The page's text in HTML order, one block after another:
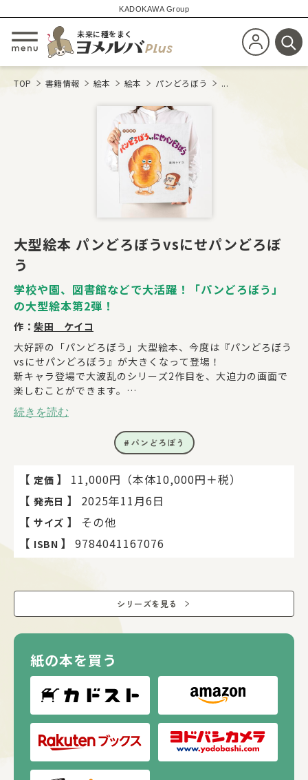
KADOKAWA Group
メニューを開閉する
未来に種をまく
新規会員登
検
TOP 書籍情報 絵本 絵本 パンどろぼう ...
大型絵本 パンどろぼうvsにせパンどろぼ
う
学校や園、図書館などで大活躍！「パンどろぼう」
の大型絵本第2弾！
作： 柴田 ケイコ
大好評の「パンどろぼう」大型絵本、今度は『パンどろぼう
vsにせパンどろぼう』が大きくなって登場！
新キャラ登場で大波乱のシリーズ2作目を、大迫力の画面で
楽しむことができます。
●「パンどろぼう」の大型絵本に反響の声続々！●
大きなリアクションをしてクラスが一体になれる本です！
顔で溢れます！（3歳児クラスの保育士）
た！（5歳児クラスの保護者）
パンどろぼう、それは世界中のおいしいパンを探しもとめる
した。
ところが、世界一おいしい森のパン屋に、またしても事件の
予感が……？
続きを読む
パンどろぼう
【 定価 】
11,000円（本体10,000円＋税）
【 発売日 】
2025年11月6日
【 サイズ 】
その他
【 ISBN 】 9784041167076
シリーズを見る
紙の本を買う